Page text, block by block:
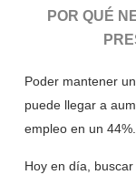
POR QUÉ
Poder mantener
puede llegar a
empleo en un 44%.
Hoy en día,